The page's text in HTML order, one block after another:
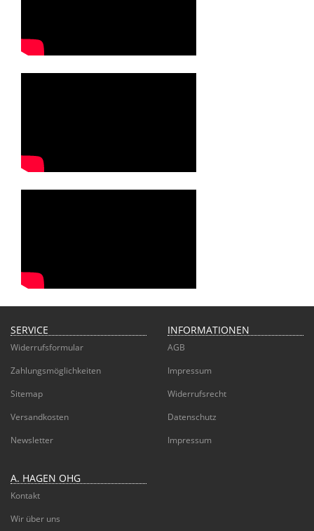
SERVICE
Widerrufsformular
Zahlungsmöglichkeiten
Sitemap
Versandkosten
Newsletter
INFORMATIONEN
AGB
Impressum
Widerrufsrecht
Datenschutz
Impressum
A. HAGEN OHG
Kontakt
Wir über uns